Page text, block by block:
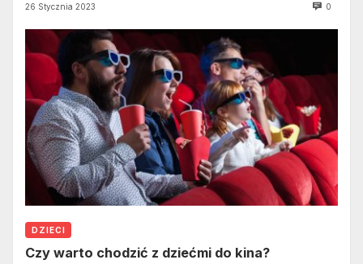
26 Stycznia 2023 0
DZIECI
Czy warto chodzić z dziećmi do kina?